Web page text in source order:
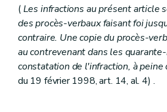
(Les infractions au présent article
des procès-verbaux faisant foi
contraire. Une copie du procès-
au contrevenant dans les
constatation de l'infraction, à
du 19 février 1998, art. 14, al. 4) .